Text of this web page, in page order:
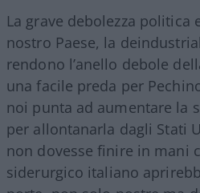
La grave debolezza politica
nostro Paese, la
rendono l’anello debole
una facile preda per
noi punta ad aumentare la
per allontanarla dagli Stati
non dovesse finire in mani
siderurgico italiano